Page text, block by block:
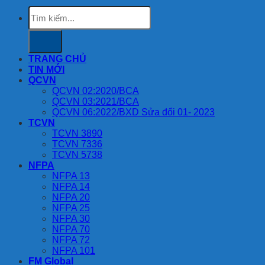
Tìm
kiếm:
TRANG CHỦ
TIN MỚI
QCVN
QCVN 02:2020/BCA
QCVN 03:2021/BCA
QCVN 06:2022/BXD Sửa đổi 01- 2023
TCVN
TCVN 3890
TCVN 7336
TCVN 5738
NFPA
NFPA 13
NFPA 14
NFPA 20
NFPA 25
NFPA 30
NFPA 70
NFPA 72
NFPA 101
FM Global